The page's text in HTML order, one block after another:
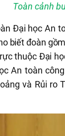
Toàn cảnh
Đại học An
biết đoàn
thuộc Đại
An toàn
và Rủi ro